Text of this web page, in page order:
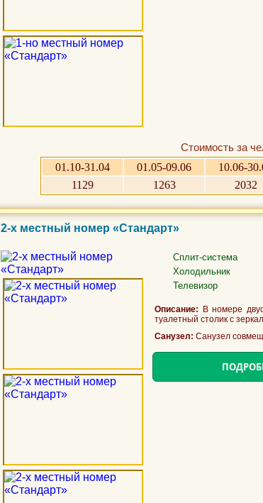
Стоимость за
01.10-31.04
01.05-09.06 10.06-
1129
1263 2032
2-х местный номер «Стандарт»
Сплит-система
Холодильник
Телевизор
Описание: В номере
туалетный столик с
Санузел: Санузел